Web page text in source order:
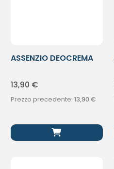
ASSENZIO DEOCREMA
13,90 €
Prezzo precedente:13,90 €